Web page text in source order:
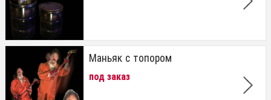
Маньяк с топором
под заказ